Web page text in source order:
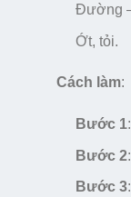
Đường
Ớt, tỏi.
Cách làm:
Bước 1
Bước 2
Bước 3